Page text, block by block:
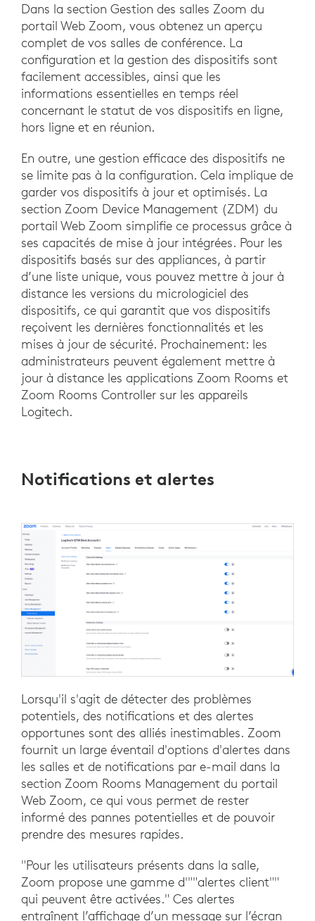
Dans la section Gestion des salles Zoom du
portail Web Zoom, vous obtenez un aperçu
complet de vos salles de conférence. La
configuration et la gestion des dispositifs sont
facilement accessibles, ainsi que les
informations essentielles en temps réel
concernant le statut de vos dispositifs en ligne,
hors ligne et en réunion.
En outre, une gestion efficace des dispositifs ne
se limite pas à la configuration. Cela implique de
garder vos dispositifs à jour et optimisés. La
section Zoom Device Management (ZDM) du
portail Web Zoom simplifie ce processus grâce à
ses capacités de mise à jour intégrées. Pour les
dispositifs basés sur des appliances, à partir
d’une liste unique, vous pouvez mettre à jour à
distance les versions du micrologiciel des
dispositifs, ce qui garantit que vos dispositifs
reçoivent les dernières fonctionnalités et les
mises à jour de sécurité. Prochainement: les
administrateurs peuvent également mettre à
jour à distance les applications Zoom Rooms et
Zoom Rooms Controller sur les appareils
Logitech.
Notifications et alertes
Lorsqu'il s'agit de détecter des problèmes
potentiels, des notifications et des alertes
opportunes sont des alliés inestimables. Zoom
fournit un large éventail d'options d'alertes dans
les salles et de notifications par e-mail dans la
section Zoom Rooms Management du portail
Web Zoom, ce qui vous permet de rester
informé des pannes potentielles et de pouvoir
prendre des mesures rapides.
"Pour les utilisateurs présents dans la salle,
Zoom propose une gamme d'""alertes client""
qui peuvent être activées." Ces alertes
entraînent l’affichage d’un message sur l’écran